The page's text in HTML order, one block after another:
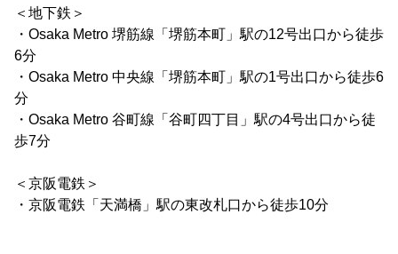
＜地下鉄＞
・Osaka Metro 堺筋線「堺筋本町」駅の12号出口から徒歩
6分
・Osaka Metro 中央線「堺筋本町」駅の1号出口から徒歩6
分
・Osaka Metro 谷町線「谷町四丁目」駅の4号出口から徒
歩7分
＜京阪電鉄＞
・京阪電鉄「天満橋」駅の東改札口から徒歩10分